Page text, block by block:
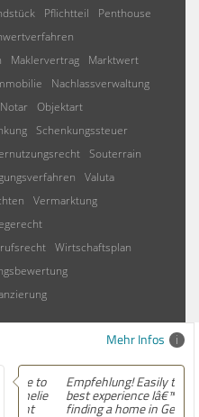
Pflichtteil
Penthouse
Maklervertrag
Marktwert
Nachlassverwaltung
Notar Objektart
Schenkungssteuer
Souterrain
Valuta
Vermarktung
Wirtschaftsplan
Mehr Infos
Empfehlung! Easily the
best experience Iâ€™ve had
finding a home in Germany.